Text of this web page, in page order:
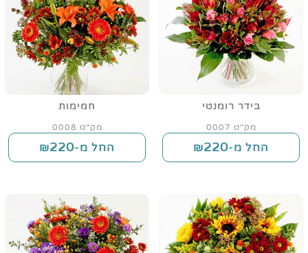
בידר רומנטי
מק"ט 0007
החל מ-₪220
חמימות
מק"ט 0008
החל מ-₪220